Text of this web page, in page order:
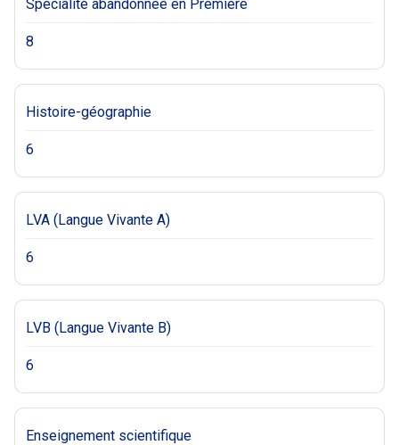
Spécialité abandonnée en Première
8
Histoire-géographie
6
LVA (Langue Vivante A)
6
LVB (Langue Vivante B)
6
Enseignement scientifique